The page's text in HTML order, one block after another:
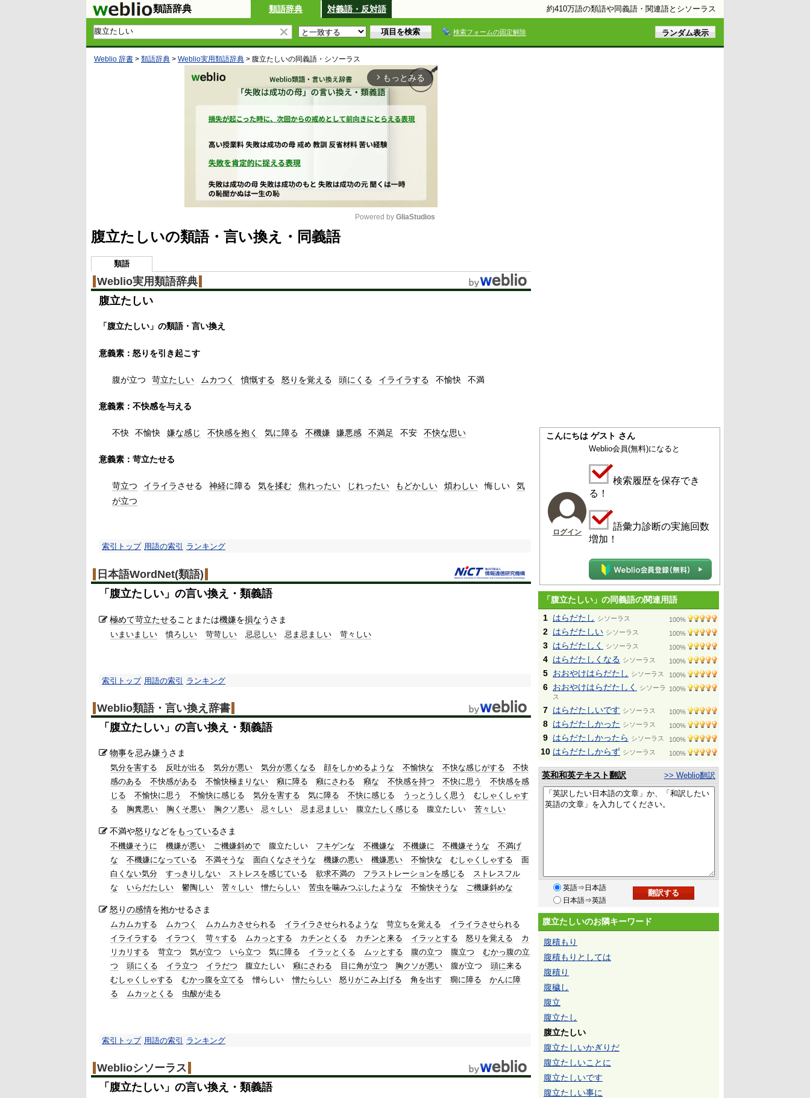
類語辞典 類語辞典 対義語・反対語 約410万語の類語や同義語・関連語とシソーラス
検索フォームの固定解除
Weblio 辞書 > 類語辞典 > Weblio実用類語辞典 > 腹立たしいの同義語・シソーラス
arrow_forward_ios もっとみる
Powered by GliaStudios
腹立たしいの類語・言い換え・同義語
類語
Weblio実用類語辞典
腹立たしい
「腹立たしい」の類語・言い換え
意義素：怒りを引き起こす
腹が立つ 苛立たしい ムカつく 憤慨する 怒りを覚える 頭にくる イライラする 不愉快 不満
意義素：不快感を与える
不快 不愉快 嫌な感じ 不快感を抱く 気に障る 不機嫌 嫌悪感 不満足 不安 不快な思い
意義素：苛立たせる
苛立つ イライラさせる 神経に障る 気を揉む 焦れったい じれったい もどかしい 煩わしい 悔しい
気
が立つ
索引トップ 用語の索引 ランキング
日本語WordNet(類語)
「 腹立たしい 」の言い換え・類義語
極めて苛立たせることまたは機嫌を損なうさま
いまいましい 憤ろしい 苛苛しい 忌忌しい 忌ま忌ましい 苛々しい
索引トップ 用語の索引 ランキング
Weblio類語・言い換え辞書
「 腹立たしい 」の言い換え・類義語
物事を忌み嫌う さま
気分を害する 反吐が出る 気分が悪い 気分が悪くなる 顔をしかめるような 不愉快な 不快な感じがする
不快
感のある
不快感がある 不愉快極まりない 癪に障る 癪にさわる 癪な 不快感を持つ 不快に思う
不快感を感
じる
不愉快に思う 不愉快に感じる 気分を害する 気に障る 不快に感じる うっとうしく思う
むしゃくしゃす
る
胸糞悪い 胸くそ悪い 胸クソ悪い 忌々しい 忌ま忌ましい 腹立たしく感じる 腹立たしい 苦々しい
不満や怒り などをもっているさま
不機嫌そうに 機嫌が悪い ご機嫌斜めで 腹立たしい フキゲンな 不機嫌な 不機嫌に 不機嫌そうな
不満げ
な
不機嫌になっている 不満そうな 面白くなさそうな 機嫌の悪い 機嫌悪い 不愉快な むしゃくしゃする
面
白くない気分
すっきりしない ストレスを感じている 欲求不満の フラストレーションを感じる
ストレスフル
な
いらだたしい 鬱陶しい 苦々しい 憎たらしい 苦虫を噛みつぶしたような 不愉快そうな ご機嫌斜めな
怒りの感情を抱かせるさま
ムカムカする ムカつく ムカムカさせられる イライラさせられるような 苛立ちを覚える
イライラさせられる
イライラする
イラつく 苛々する ムカっとする カチンとくる カチンと来る イラッとする 怒りを覚える
カ
リカリする
苛立つ 気が立つ いら立つ 気に障る イラッとくる ムッとする 腹の立つ 腹立つ
むかっ腹の立
つ
頭にくる イラ立つ イラだつ 腹立たしい 癪にさわる 目に角が立つ 胸クソが悪い 腹が立つ 頭に来る
むしゃくしゃする
むかっ腹を立てる 憎らしい 憎たらしい 怒りがこみ上げる 角を出す 癇に障る
かんに障
る
ムカッとくる 虫酸が走る
索引トップ 用語の索引 ランキング
Weblioシソーラス
「 腹立たしい 」の言い換え・類義語
こんにちは ゲスト さん
ログイン
Weblio会員(無料)になると
検索履歴を保存でき
る！
語彙力診断の実施回数
増加！
「腹立たしい」の同義語の関連用語
1 はらだたし シソーラス 100%
2 はらだたしい シソーラス 100%
3 はらだたしく シソーラス 100%
4 はらだたしくなる シソーラス 100%
5 おおやけはらだたし シソーラス 100%
6 おおやけはらだたしく
シソーラ
ス
100%
7 はらだたしいです シソーラス 100%
8 はらだたしかった シソーラス 100%
9 はらだたしかったら シソーラス 100%
10 はらだたしからず シソーラス 100%
英和和英テキスト翻訳 >> Weblio翻訳
英語⇒日本語
日本語⇒英語
腹立たしいのお隣キーワード
腹積もり
腹積もりとしては
腹積り
腹穢し
腹立
腹立たし
腹立たしい
腹立たしいかぎりだ
腹立たしいことに
腹立たしいです
腹立たしい事に